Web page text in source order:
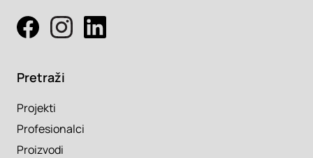
Pretraži
Projekti
Profesionalci
Proizvodi